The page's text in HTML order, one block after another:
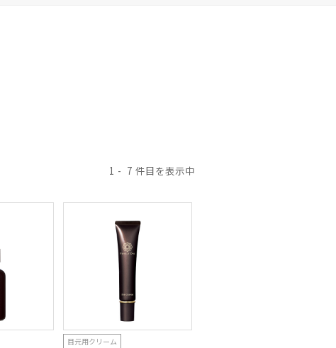
1 7
目元用クリーム